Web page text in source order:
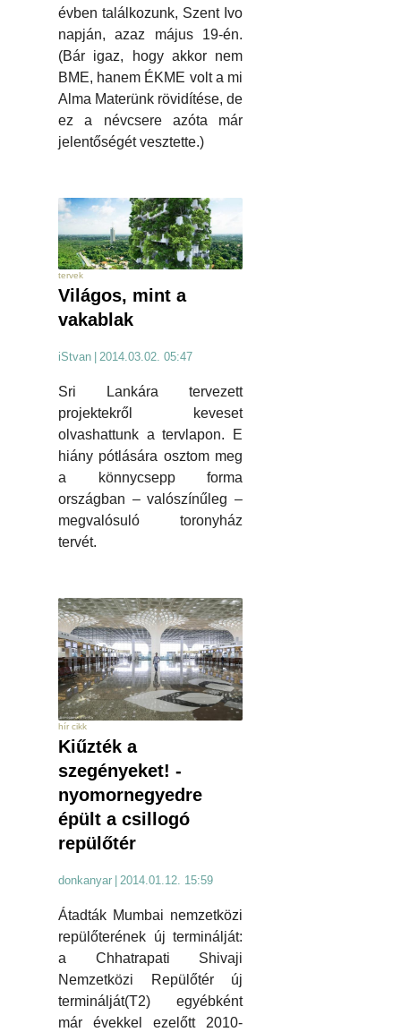
évben találkozunk, Szent Ivo
napján, azaz május 19-én.
(Bár igaz, hogy akkor nem
BME, hanem ÉKME volt a mi
Alma Materünk rövidítése, de
ez a névcsere azóta már
jelentőségét vesztette.)
tervek
Világos, mint a
vakablak
iStvan 2014.03.02. 05:47
Sri Lankára tervezett
projektekről keveset
olvashattunk a tervlapon. E
hiány pótlására osztom meg
a könnycsepp forma
országban – valószínűleg –
megvalósuló toronyház
tervét.
hír cikk
Kiűzték a
szegényeket! -
nyomornegyedre
épült a csillogó
repülőtér
donkanyar 2014.01.12. 15:59
Átadták Mumbai nemzetközi
repülőterének új terminálját:
a Chhatrapati Shivaji
Nemzetközi Repülőtér új
terminálját(T2) egyébként
már évekkel ezelőtt 2010-